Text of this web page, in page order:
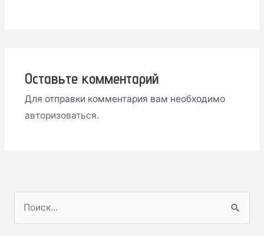
Оставьте комментарий
Для отправки комментария вам необходимо
авторизоваться.